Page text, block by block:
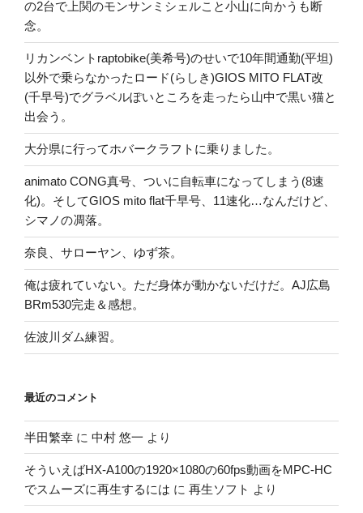
の2台で上関のモンサンミシェルこと小山に向かうも断
念。
リカンベントraptobike(美希号)のせいで10年間通勤(平坦)
以外で乗らなかったロード(らしき)GIOS MITO FLAT改
(千早号)でグラベルぽいところを走ったら山中で黒い猫と
出会う。
大分県に行ってホバークラフトに乗りました。
animato CONG真号、ついに自転車になってしまう(8速
化)。そしてGIOS mito flat千早号、11速化…なんだけど、
シマノの凋落。
奈良、サローヤン、ゆず茶。
俺は疲れていない。ただ身体が動かないだけだ。AJ広島
BRm530完走＆感想。
佐波川ダム練習。
最近のコメント
半田繁幸 に 中村 悠一 より
そういえばHX-A100の1920×1080の60fps動画をMPC-HC
でスムーズに再生するには に 再生ソフト より